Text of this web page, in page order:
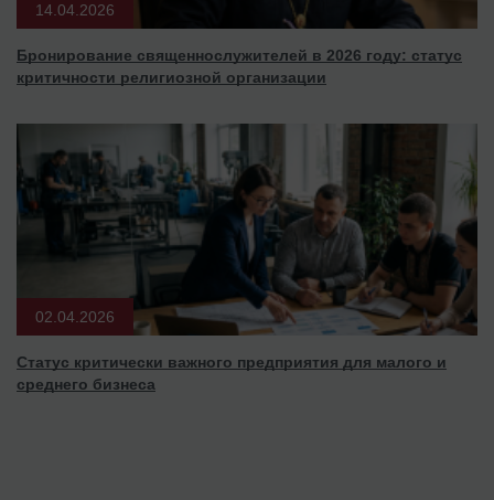
14.04.2026
Бронирование священнослужителей в 2026 году: статус
критичности религиозной организации
02.04.2026
Статус критически важного предприятия для малого и
среднего бизнеса